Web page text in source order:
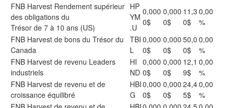
FNB Harvest Rendement supérieur
des obligations du
Trésor de 7 à 10 ans (US)
HP
YM
.U
0,000
0$
0,000
0$
11,3
0$
0,00
%
FNB Harvest de bons du Trésor du
Canada
TBI
L
0,000
0$
0,000
0$
50,0
0$
0,00
%
FNB Harvest de revenu Leaders
industriels
HI
ND
0,000
0$
0,000
0$
12,1
9$
0,00
%
FNB Harvest de revenu et de
croissance équilibré
HBI
G
0,000
0$
0,000
0$
24,4
5$
0,00
%